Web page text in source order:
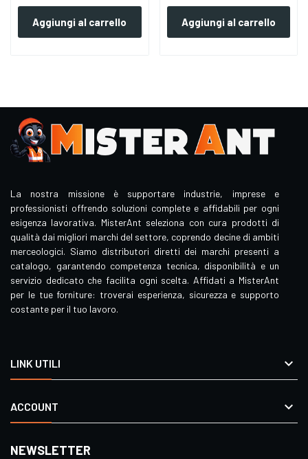
Aggiungi al carrello Aggiungi al carrello
La nostra missione è supportare industrie, imprese e
professionisti offrendo soluzioni complete e affidabili per ogni
esigenza lavorativa. MisterAnt seleziona con cura prodotti di
qualità dai migliori marchi del settore, coprendo decine di ambiti
merceologici. Siamo distributori diretti dei marchi presenti a
catalogo, garantendo competenza tecnica, disponibilità e un
servizio dedicato che facilita ogni scelta. Affidati a MisterAnt
per le tue forniture: troverai esperienza, sicurezza e supporto
costante per il tuo lavoro.
LINK UTILI 
ACCOUNT 
NEWSLETTER